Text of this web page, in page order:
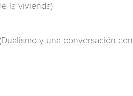
la vivienda)
y una conversación con